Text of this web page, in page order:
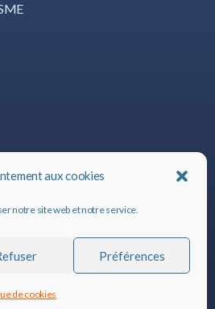
aux cookies
notre site web et notre service.
Préférences
de cookies